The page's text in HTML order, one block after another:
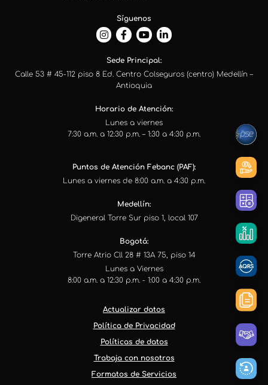
Síguenos
Sede Principal:
Calle 53 # 45-112 piso 8 Ed. Centro Colseguros (centro) Medellín –
Antioquia
Horario de Atención:
Lunes a viernes
7:30 a.m. a 12:30 p.m. – 1:30 a 4:30 p.m.
Puntos de Atención Febanc (PAF):
Lunes a viernes de 8:00 a.m. a 4:30 p.m.
Medellín:
Digeneral Torre Sur piso 1, local 107
Bogotá:
Torre Atrio Cll 28 # 13A 75, piso 14
Lunes a Viernes
8:00 a.m. a 12:30 p.m. - 1:00 a 4:30 p.m.
Actualizar datos
Política de Privacidad
Políticas de datos
Trabaja con nosotros
Formatos de Servicios